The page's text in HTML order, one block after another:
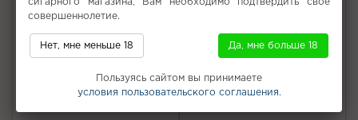
Табак для кальяна JENT -
Белый русский) 25г
Табак для кальяна
(Гранат) 60г
сигарного магазина, Вам необходимо подтвердить свое
совершеннолетие.
Нет, мне меньше 18 Да, мне больше 18
Пользуясь сайтом вы принимаете
условия пользовательского соглашения.